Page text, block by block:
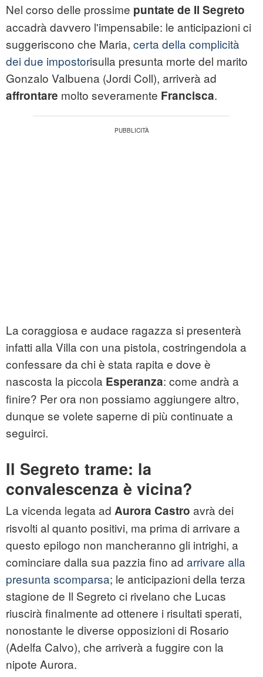
Nel corso delle prossime puntate de Il Segreto
accadrà davvero l'impensabile: le anticipazioni ci
suggeriscono che Maria, certa della complicità
dei due impostorisulla presunta morte del marito
Gonzalo Valbuena (Jordi Coll), arriverà ad
affrontare molto severamente Francisca.
La coraggiosa e audace ragazza si presenterà
infatti alla Villa con una pistola, costringendola a
confessare da chi è stata rapita e dove è
nascosta la piccola Esperanza: come andrà a
finire? Per ora non possiamo aggiungere altro,
dunque se volete saperne di più continuate a
seguirci.
Il Segreto trame: la
convalescenza è vicina?
La vicenda legata ad Aurora Castro avrà dei
risvolti al quanto positivi, ma prima di arrivare a
questo epilogo non mancheranno gli intrighi, a
cominciare dalla sua pazzia fino ad arrivare alla
presunta scomparsa; le anticipazioni della terza
stagione de Il Segreto ci rivelano che Lucas
riuscirà finalmente ad ottenere i risultati sperati,
nonostante le diverse opposizioni di Rosario
(Adelfa Calvo), che arriverà a fuggire con la
nipote Aurora.